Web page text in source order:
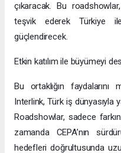
çıkaracak. Bu
teşvik ederek Türkiye
güçlendirecek.
Etkin katılım ile büyümeyi
Bu ortaklığın
Interlink, Türk iş dünyasıyla
Roadshowlar, sadece
zamanda CEPA’nın
hedefleri doğrultusunda